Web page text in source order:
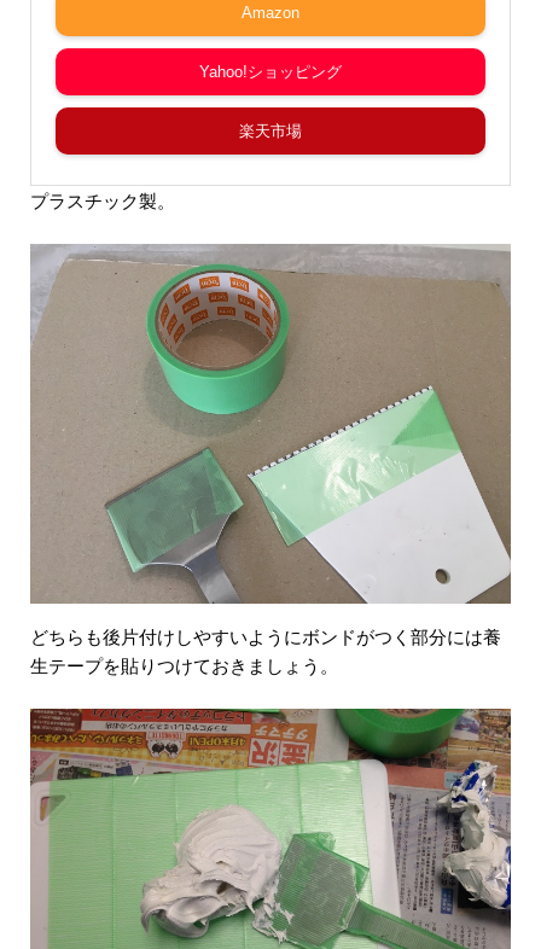
Amazon
Yahoo!ショッピング
楽天市場
プラスチック製。
どちらも後片付けしやすいようにボンドがつく部分には養
生テープを貼りつけておきましょう。